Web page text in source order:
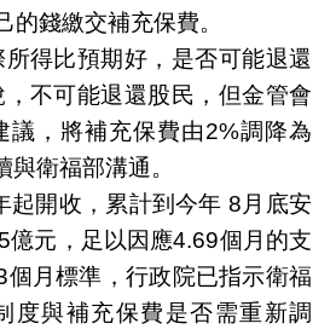
的錢繳交補充保費。
得比預期好，是否可能退還
不可能退還股民，但金管會
議，將補充保費由2%調降為
衛福部溝通。
起開收，累計到今年 8月底安
億元，足以因應4.69個月的支
月標準，行政院已指示衛福
度與補充保費是否需重新調